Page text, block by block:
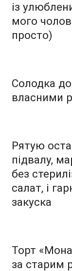
із
мого
просто)
Солодка
власними
Рятую
підвалу,
без
салат, і
закуска
Торт
за старим